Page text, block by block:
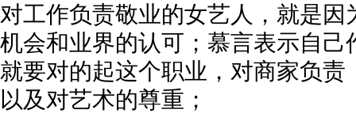
对工作负责敬业的女艺人，就是
机会和业界的认可；慕言表示自
就要对的起这个职业，对商家负
以及对艺术的尊重；